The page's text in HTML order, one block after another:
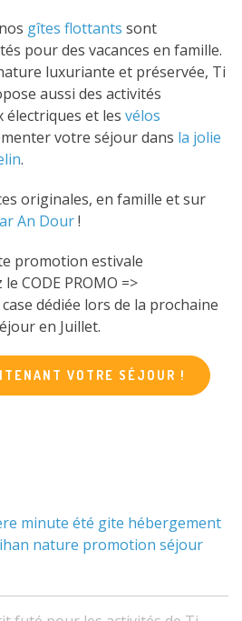
gîtes flottants sont
pour des vacances en famille.
luxuriante et préservée, Ti
aussi des activités
électriques et les vélos
votre séjour dans la jolie
.
originales, en famille et sur
An Dour!
promotion estivale
CODE PROMO =>
dédiée lors de la prochaine
en Juillet.
VOTRE SÉJOUR !
minute été gite hébergement
nature promotion séjour